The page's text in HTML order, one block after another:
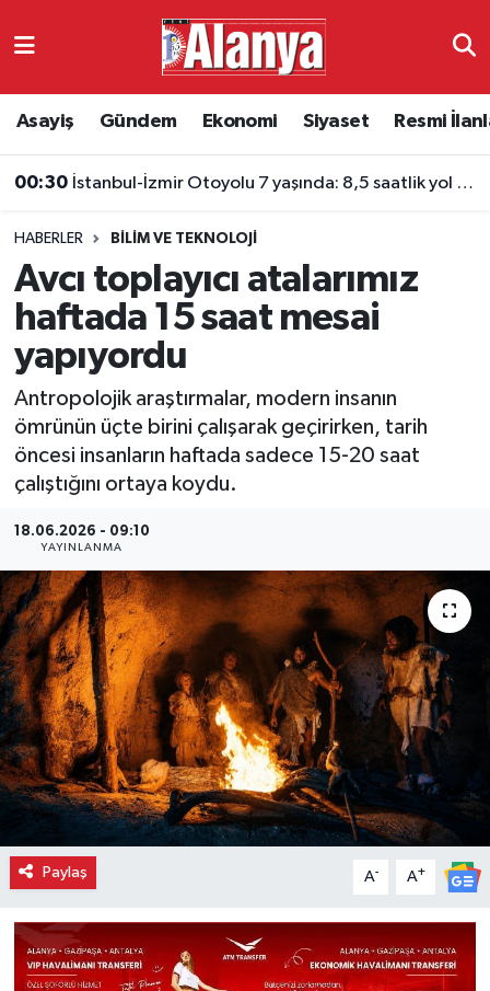
Asayiş Gündem Ekonomi Siyaset Resmi
00:30 İstanbul-İzmir Otoyolu 7 yaşında: 8,5 saatlik yol 3,5 saate indi
HABERLER BILIM VE TEKNOLOJI
Avcı toplayıcı atalarımız
haftada 15 saat mesai
yapıyordu
Antropolojik araştırmalar, modern insanın
ömrünün üçte birini çalışarak geçirirken, tarih
öncesi insanların haftada sadece 15-20 saat
çalıştığını ortaya koydu.
18.06.2026 - 09:10
YAYINLANMA
Paylaş A- A+
Ekonomi
Resmi İlanlar
Alanyaspor
Turizm
E-Gazete
Antalya Namaz Vakitleri
Antalya Trafik Yoğunluk Haritası
Süper Lig Puan Durumu ve Fikstür
Tüm Manşetler
Son Dakika Haberleri
Haber Arşivi